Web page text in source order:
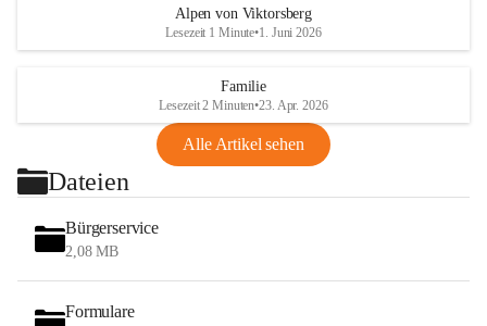
Alpen von Viktorsberg
Lesezeit 1 Minute•1. Juni 2026
Familie
Lesezeit 2 Minuten•23. Apr. 2026
Alle Artikel sehen
Dateien
Bürgerservice
2,08 MB
Formulare